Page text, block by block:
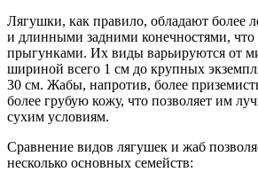
Лягушки, как правило, обладают более
и длинными задними конечностями,
прыгунками. Их виды варьируются от
шириной всего 1 см до крупных
30 см. Жабы, напротив, более
более грубую кожу, что позволяет им
сухим условиям.
Сравнение видов лягушек и жаб
несколько основных семейств: